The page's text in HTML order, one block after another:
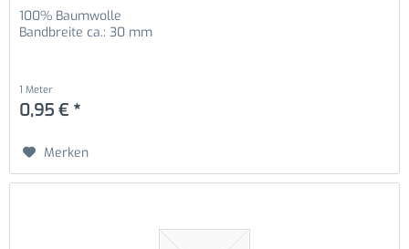
100% Baumwolle
Bandbreite ca.: 30 mm
1 Meter
0,95 € *
Merken